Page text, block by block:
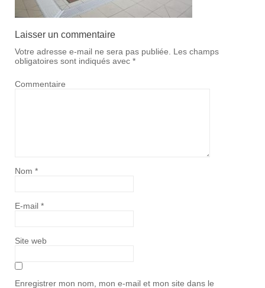
Laisser un commentaire
Votre adresse e-mail ne sera pas publiée.
Les champs
obligatoires sont indiqués avec *
Commentaire
Nom *
E-mail *
Site web
Enregistrer mon nom, mon e-mail et mon site dans le